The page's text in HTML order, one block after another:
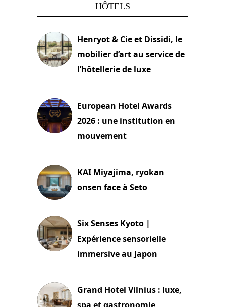
HÔTELS
Henryot & Cie et Dissidi, le
mobilier d’art au service de
l’hôtellerie de luxe
European Hotel Awards
2026 : une institution en
mouvement
KAI Miyajima, ryokan
onsen face à Seto
Six Senses Kyoto |
Expérience sensorielle
immersive au Japon
Grand Hotel Vilnius : luxe,